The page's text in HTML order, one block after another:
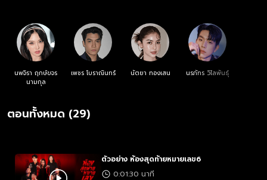
ลับนี้จะถูกเก็บงำต่อไปหรือไม่? ร่วมกรี๊ดขนหัวลุกไปด้วยกัน!
นพจิรา ฤกษ์ขจร
นามกุล
เพชร โบราณินทร์ นัตยา ทองเสน นรภัทร วิไลพันธุ์
ตอนทั้งหมด (29)
ตัวอย่าง ห้องสุดท้ายหมายเลข6
0:01:30 นาที